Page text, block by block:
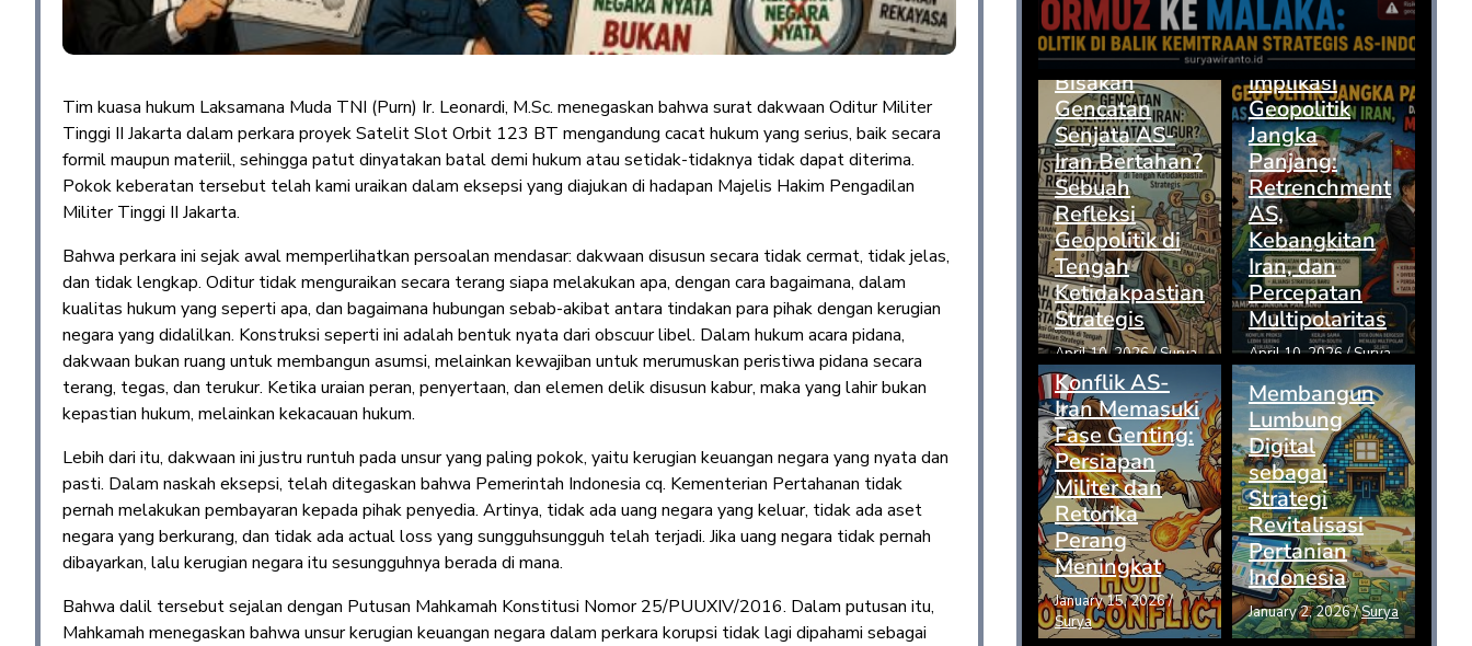
Tim kuasa hukum Laksamana Muda TNI (Purn) Ir. Leonardi, M.Sc. menegaskan bahwa surat dakwaan Oditur Militer
Tinggi II Jakarta dalam perkara proyek Satelit Slot Orbit 123 BT mengandung cacat hukum yang serius, baik secara
formil maupun materiil, sehingga patut dinyatakan batal demi hukum atau setidak-tidaknya tidak dapat diterima.
Pokok keberatan tersebut telah kami uraikan dalam eksepsi yang diajukan di hadapan Majelis Hakim Pengadilan
Militer Tinggi II Jakarta.
Bahwa perkara ini sejak awal memperlihatkan persoalan mendasar: dakwaan disusun secara tidak cermat, tidak jelas,
dan tidak lengkap. Oditur tidak menguraikan secara terang siapa melakukan apa, dengan cara bagaimana, dalam
kualitas hukum yang seperti apa, dan bagaimana hubungan sebab-akibat antara tindakan para pihak dengan kerugian
negara yang didalilkan. Konstruksi seperti ini adalah bentuk nyata dari obscuur libel. Dalam hukum acara pidana,
dakwaan bukan ruang untuk membangun asumsi, melainkan kewajiban untuk merumuskan peristiwa pidana secara
terang, tegas, dan terukur. Ketika uraian peran, penyertaan, dan elemen delik disusun kabur, maka yang lahir bukan
kepastian hukum, melainkan kekacauan hukum.
Lebih dari itu, dakwaan ini justru runtuh pada unsur yang paling pokok, yaitu kerugian keuangan negara yang nyata dan
pasti. Dalam naskah eksepsi, telah ditegaskan bahwa Pemerintah Indonesia cq. Kementerian Pertahanan tidak
pernah melakukan pembayaran kepada pihak penyedia. Artinya, tidak ada uang negara yang keluar, tidak ada aset
negara yang berkurang, dan tidak ada actual loss yang sungguhsungguh telah terjadi. Jika uang negara tidak pernah
dibayarkan, lalu kerugian negara itu sesungguhnya berada di mana.
Bahwa dalil tersebut sejalan dengan Putusan Mahkamah Konstitusi Nomor 25/PUUXIV/2016. Dalam putusan itu,
Mahkamah menegaskan bahwa unsur kerugian keuangan negara dalam perkara korupsi tidak lagi dipahami sebagai
Bisakah
Gencatan
Senjata AS-
Iran Bertahan?
Sebuah
Refleksi
Geopolitik di
Tengah
Ketidakpastian
Strategis
April 10, 2026/Surya
Implikasi
Geopolitik
Jangka
Panjang:
Retrenchment
AS,
Kebangkitan
Iran, dan
Percepatan
Multipolaritas
April 10, 2026/Surya
Konflik AS-
Iran Memasuki
Fase Genting:
Persiapan
Militer dan
Retorika
Perang
Meningkat
January 15, 2026/
Surya
Membangun
Lumbung
Digital
sebagai
Strategi
Revitalisasi
Pertanian
Indonesia
January 2, 2026/Surya